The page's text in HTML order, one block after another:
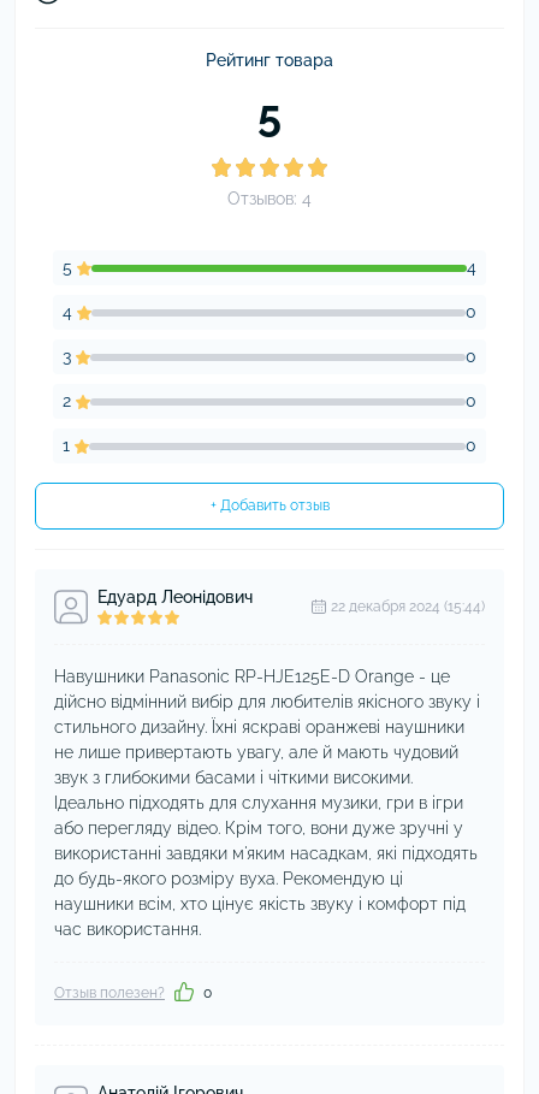
Рейтинг товара
5
Отзывов: 4
5 4
4 0
3 0
2 0
1 0
+ Добавить отзыв
Едуард Леонідович 22 декабря 2024 (15:44)
Навушники Panasonic RP-HJE125E-D Orange - це
дійсно відмінний вибір для любителів якісного звуку і
стильного дизайну. Їхні яскраві оранжеві наушники
не лише привертають увагу, але й мають чудовий
звук з глибокими басами і чіткими високими.
Ідеально підходять для слухання музики, гри в ігри
або перегляду відео. Крім того, вони дуже зручні у
використанні завдяки м'яким насадкам, які підходять
до будь-якого розміру вуха. Рекомендую ці
наушники всім, хто цінує якість звуку і комфорт під
час використання.
Отзыв полезен? 0